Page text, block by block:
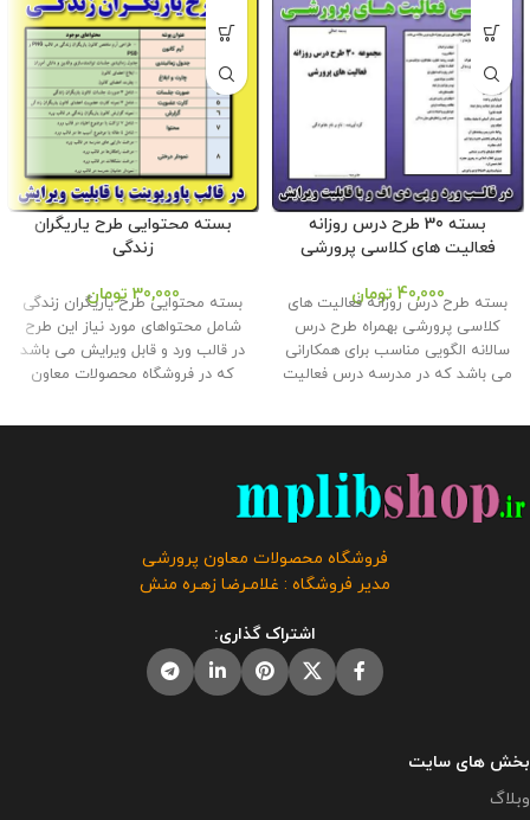
بسته 30 طرح درس روزانه
فعالیت های کلاسی پرورشی
40,000 تومان
بسته طرح درس روزانه فعالیت های
کلاسی پرورشی بهمراه طرح درس
سالانه الگویی مناسب برای همکارانی
می باشد که در مدرسه درس فعالیت
که پودمان های کلاسی هم دارند می
محصول در قالب ورد و قابل ویرایش
می باشد . تاريخ آخرين ويرايش : 17/
خردادماه /1404 حجم فايل :
متعلق به فروشگاه معاون پرورشی
می باشد و فروش و انتشار این
نیست و شرعا حرام می باشد .
بسته محتوایی طرح یاریگران
زندگی
30,000 تومان
بسته محتوایی طرح یاریگران زندگی
شامل محتواهای مورد نیاز این طرح
در قالب ورد و قابل ویرایش می باشد
که در فروشگاه محصولات معاون
تولید گردیده است . حجم فایل : 16
باشد.فروشگاه محصولات معاون پرورشی
مدیر فروشگاه : غلامـرضا زهـره منش
اشتراک گذاری:
بخش های سایت
وبلاگ